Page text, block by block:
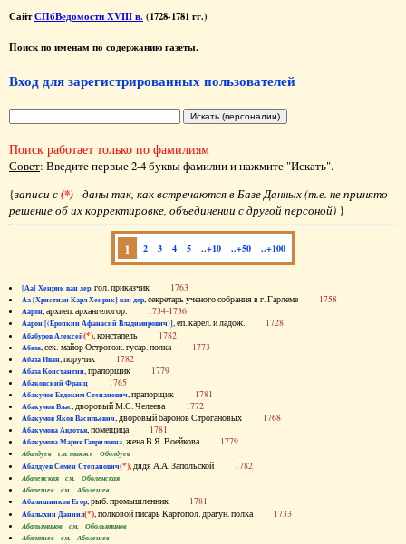
СайтСПбВедомости XVIII в. (1728-1781 гг.)
Поиск по именам по содержанию газеты.
Вход для зарегистрированных пользователей
Поиск работает только по фамилиям
Совет: Введите первые 2-4 буквы фамилии и нажмите "Искать".
{записи с(*)- даны так, как встречаются в Базе Данных (т.е. не принято
решение об их корректировке, объединении с другой персоной) }
1 2 3 4 5 ..+10 ..+50 ..+100
[Аа] Хенрик ван дер, гол. приказчик 1763
Аа [Христиан Карл Хенрик] ван дер, секретарь ученого собрания в г. Гарлеме 1758
Аарон, архиеп. архангелогор. 1734-1736
Аарон [(Еропкин Афанасий Владимирович)], еп. карел. и ладож. 1728
Абабуров Алексей(*), констапель 1782
Абаза, сек.-майор Острогож. гусар. полка 1773
Абаза Иван, поручик 1782
Абаза Константин, прапорщик 1779
Абаковский Франц 1765
Абакулов Евдоким Степанович, прапорщик 1781
Абакумов Влас, дворовый М.С. Челеева 1772
Абакумов Яков Васильевич, дворовый баронов Строгановых 1768
Абакумова Авдотья, помещица 1781
Абакумова Мария Гавриловна, жена В.Я. Воейкова 1779
Абалдуев см. также Оболдуев
Абалдуев Семен Степанович(*), дядя А.А. Запольской 1782
Абаленская см. Оболенская
Абалешев см. Аболешев
Абалишников Егор, рыб. промышленник 1781
Абалыхин Даниил(*), полковой писарь Каргопол. драгун. полка 1733
Абальянинов см. Обольянинов
Абаляшев см. Аболешев